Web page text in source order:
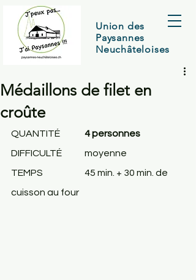
Union des
Paysannes
Neuchâteloises
Médaillons de filet en
croûte
4 personnes
DIFFICULTÉ	moyenne
TEMPS
cuisson au four